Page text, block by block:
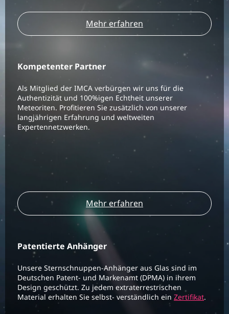
Mehr erfahren
Kompetenter Partner
Als Mitglied der IMCA verbürgen wir uns für die
Authentizität und 100%igen Echtheit unserer
Meteoriten. Profitieren Sie zusätzlich von unserer
langjährigen Erfahrung und weltweiten
Expertennetzwerken.
Mehr erfahren
Patentierte Anhänger
Unsere Sternschnuppen-Anhänger aus Glas sind im
Deutschen Patent- und Markenamt (DPMA) in ihrem
Design geschützt. Zu jedem extraterrestrischen
Material erhalten Sie selbst- verständlich ein Zertifikat.